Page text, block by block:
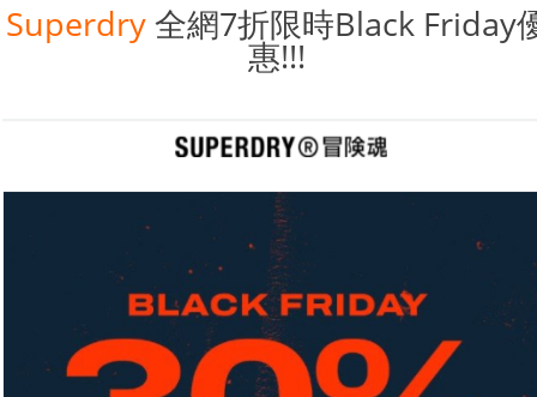
Superdry全網7折限時Black Friday
惠!!!